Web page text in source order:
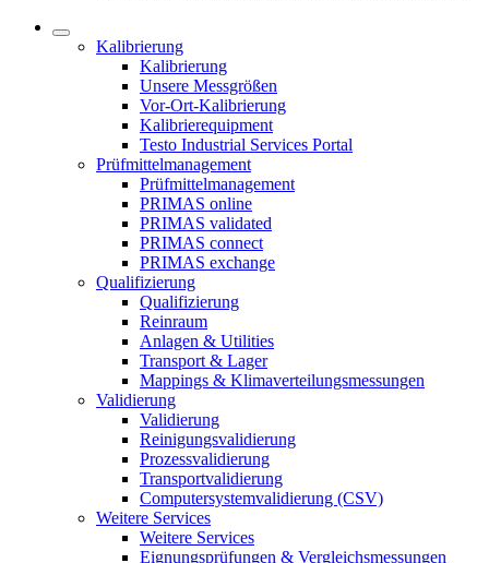
Kalibrierung
Kalibrierung
Unsere Messgrößen
Vor-Ort-Kalibrierung
Kalibrierequipment
Testo Industrial Services Portal
Prüfmittelmanagement
Prüfmittelmanagement
PRIMAS online
PRIMAS validated
PRIMAS connect
PRIMAS exchange
Qualifizierung
Qualifizierung
Reinraum
Anlagen & Utilities
Transport & Lager
Mappings & Klimaverteilungsmessungen
Validierung
Validierung
Reinigungsvalidierung
Prozessvalidierung
Transportvalidierung
Computersystemvalidierung (CSV)
Weitere Services
Weitere Services
Eignungsprüfungen & Vergleichsmessungen